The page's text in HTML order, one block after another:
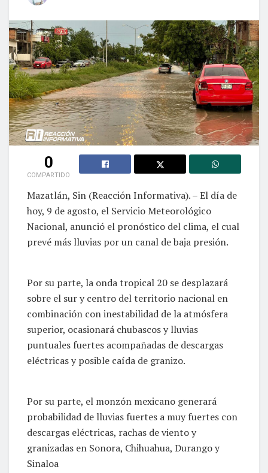
0
COMPARTIDO
Mazatlán, Sin (Reacción Informativa). – El día de
hoy, 9 de agosto, el Servicio Meteorológico
Nacional, anunció el pronóstico del clima, el cual
prevé más lluvias por un canal de baja presión.
Por su parte, la onda tropical 20 se desplazará
sobre el sur y centro del territorio nacional en
combinación con inestabilidad de la atmósfera
superior, ocasionará chubascos y lluvias
puntuales fuertes acompañadas de descargas
eléctricas y posible caída de granizo.
Por su parte, el monzón mexicano generará
probabilidad de lluvias fuertes a muy fuertes con
descargas eléctricas, rachas de viento y
granizadas en Sonora, Chihuahua, Durango y
Sinaloa